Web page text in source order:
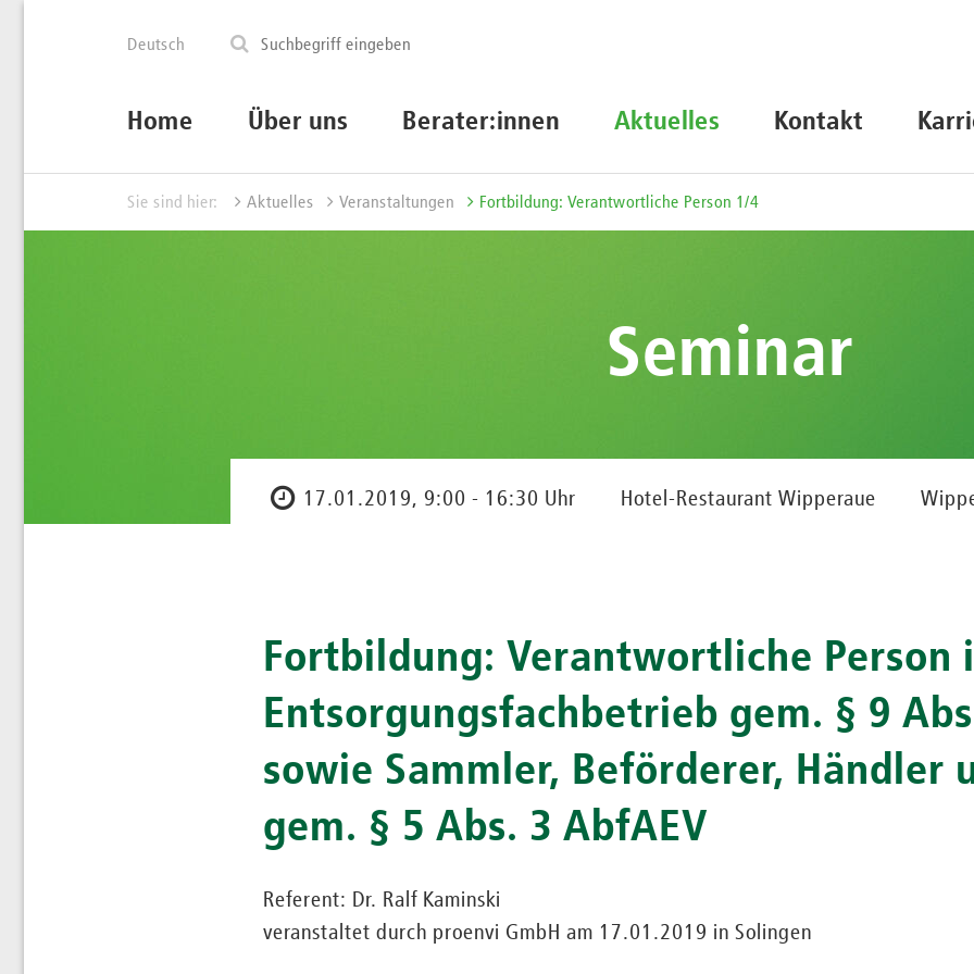
Deutsch
Home Über uns Berater:innen Aktuelles Kontakt
Sie sind hier: Aktuelles Veranstaltungen Fortbildung: Verantwortliche Person 1/4
Seminar
17.01.2019, 9:00 - 16:30 Uhr Hotel-Restaurant Wipperaue
Fortbildung: Verantwortliche Person
Entsorgungsfachbetrieb gem. § 9
sowie Sammler, Beförderer, Händler
gem. § 5 Abs. 3 AbfAEV
Referent: Dr. Ralf Kaminski
veranstaltet durch proenvi GmbH am 17.01.2019 in Solingen